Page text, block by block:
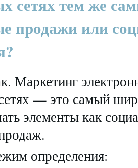
продажи или
Маркетинг
— это самый
элементы как
определения: